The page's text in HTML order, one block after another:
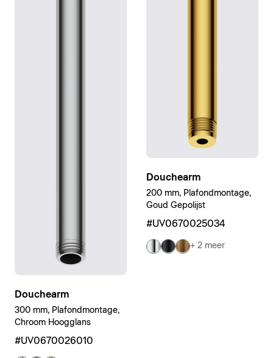
Douchearm
300 mm, Plafondmontage,
Chroom Hoogglans
#UV0670026010
Douchearm
200 mm, Plafondmontage,
Goud Gepolijst
#UV0670025034
+ 2 meer